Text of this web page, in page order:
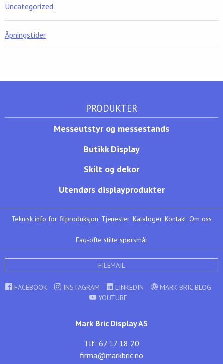
Uncategorized
Åpningstider
PRODUKTER
Messeutstyr og messestands
Butikk Display
Skilt og dekor
Utendørs displayprodukter
Teknisk info for filproduksjon Tjenester Kataloger Kontakt Om oss
Faq-ofte stilte spørsmål
FILEMAIL
FACEBOOK INSTAGRAM LINKEDIN
MARK BRIC BLOG
YOUTUBE
Mark Bric Display AS
Tlf: 67 17 18 20
firma@markbric.no